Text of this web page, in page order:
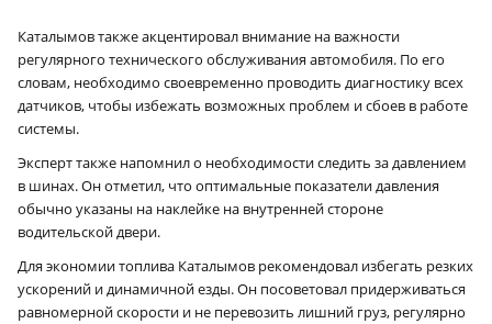
Каталымов также акцентировал внимание на важности
регулярного технического обслуживания автомобиля. По его
словам, необходимо своевременно проводить диагностику всех
датчиков, чтобы избежать возможных проблем и сбоев в работе
системы.
Эксперт также напомнил о необходимости следить за давлением
в шинах. Он отметил, что оптимальные показатели давления
обычно указаны на наклейке на внутренней стороне
водительской двери.
Для экономии топлива Каталымов рекомендовал избегать резких
ускорений и динамичной езды. Он посоветовал придерживаться
равномерной скорости и не перевозить лишний груз, регулярно